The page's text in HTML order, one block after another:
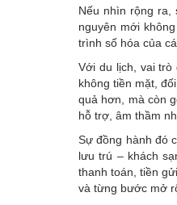
Nếu nhìn rộng ra,
nguyên mới
trình số hóa của
Với du lịch, vai
không tiền mặt,
quả hơn, mà còn
hỗ trợ, âm thầm
Sự đồng hành đó
lưu trú – khách
thanh toán, tiền
và từng bước mở